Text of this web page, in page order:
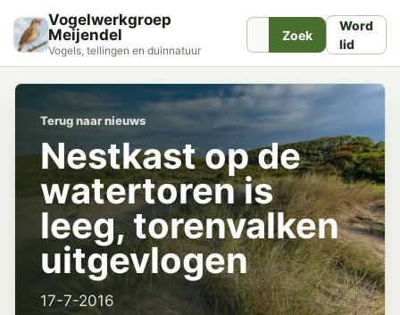
Vogelwerkgroep
Meijendel
Vogels, tellingen en duinnatuur
Zoek
Word
lid
Terug naar nieuws
Nestkast op de
watertoren is
leeg, torenvalken
uitgevlogen
17-7-2016